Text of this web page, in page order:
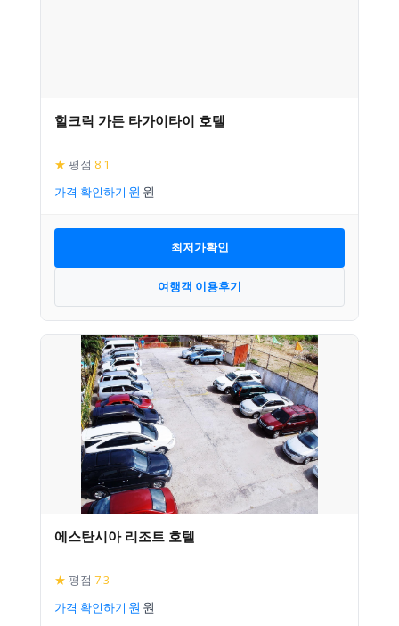
힐크릭 가든 타가이타이 호텔
★ 평점 8.1
가격 확인하기
최저가확인
여행객 이용후기
에스탄시아 리조트 호텔
★ 평점 7.3
가격 확인하기